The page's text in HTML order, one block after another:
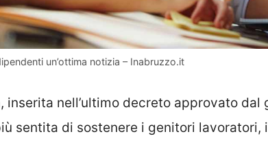
un’ottima notizia – Inabruzzo.it
inserita nell’ultimo decreto approvato dal
sentita di sostenere i genitori